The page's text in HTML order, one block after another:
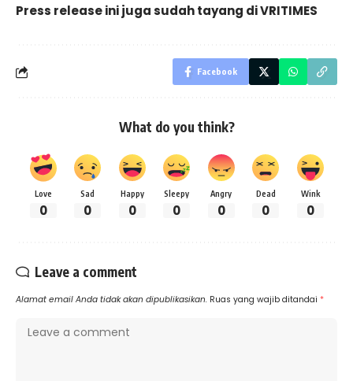
Press release ini juga sudah tayang diVRITIMES
Facebook
What do you think?
Love
0
Sad
0
Happy
0
Sleepy
0
Angry
0
Dead
0
Wink
0
Leave a comment
Alamat email Anda tidak akan dipublikasikan. Ruas yang wajib ditandai *